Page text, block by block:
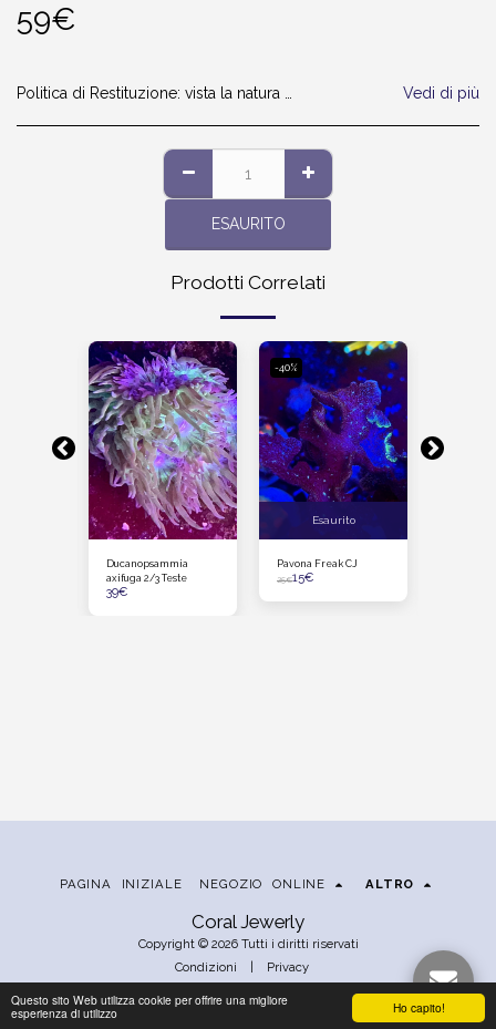
Ho capito!
Questo sito Web utilizza cookie per offrire una migliore
esperienza di utilizzo
59€
Politica di Restituzione: vista la natura dei prodotti ,ci dispiace ma non si può accettare la restituzione. grazie Vedi di più
ESAURITO
Prodotti Correlati
Ducanopsammia
axifuga 2/3 Teste
39€
Esaurito
-40%
Pavona Freak CJ
25€15€
Coral Jewerly
Copyright © 2026 Tutti i diritti riservati
Condizioni | Privacy
PAGINA INIZIALE NEGOZIO ONLINE ALTRO